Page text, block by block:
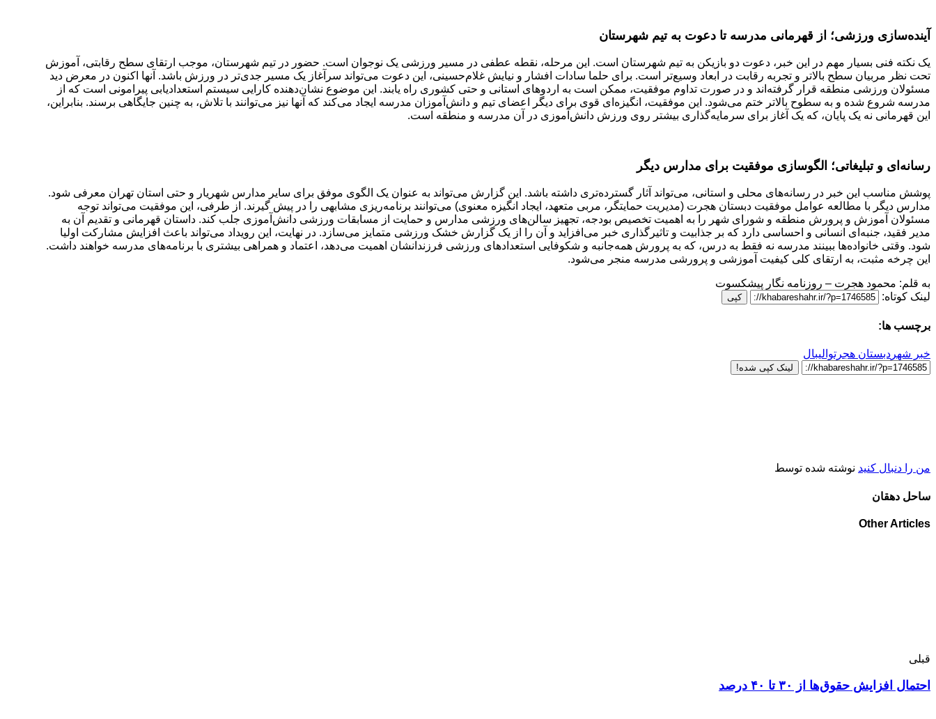
آینده‌سازی ورزشی؛ از قهرمانی مدرسه تا دعوت به تیم شهرستان
یک نکته فنی بسیار مهم در این خبر، دعوت دو بازیکن به تیم شهرستان است. این مرحله، نقطه عطفی در مسیر ورزشی یک نوجوان است. حضور در تیم شهرستان، موجب ارتقای سطح رقابتی، آموزش
تحت نظر مربیان سطح بالاتر و تجربه رقابت در ابعاد وسیع‌تر است. برای حلما سادات افشار و نیایش غلام‌حسینی، این دعوت می‌تواند سرآغاز یک مسیر جدی‌تر در ورزش باشد. آنها اکنون در معرض دید
مسئولان ورزشی منطقه قرار گرفته‌اند و در صورت تداوم موفقیت، ممکن است به اردوهای استانی و حتی کشوری راه یابند. این موضوع نشان‌دهنده کارایی سیستم استعدادیابی پیرامونی است که از
مدرسه شروع شده و به سطوح بالاتر ختم می‌شود. این موفقیت، انگیزه‌ای قوی برای دیگر اعضای تیم و دانش‌آموزان مدرسه ایجاد می‌کند که آنها نیز می‌توانند با تلاش، به چنین جایگاهی برسند. بنابراین،
این قهرمانی نه یک پایان، که یک آغاز برای سرمایه‌گذاری بیشتر روی ورزش دانش‌آموزی در آن مدرسه و منطقه است.
رسانه‌ای و تبلیغاتی؛ الگوسازی موفقیت برای مدارس دیگر
پوشش مناسب این خبر در رسانه‌های محلی و استانی، می‌تواند آثار گسترده‌تری داشته باشد. این گزارش می‌تواند به عنوان یک الگوی موفق برای سایر مدارس شهریار و حتی استان تهران معرفی شود.
مدارس دیگر با مطالعه عوامل موفقیت دبستان هجرت (مدیریت حمایتگر، مربی متعهد، ایجاد انگیزه معنوی) می‌توانند برنامه‌ریزی مشابهی را در پیش گیرند. از طرفی، این موفقیت می‌تواند توجه
مسئولان آموزش و پرورش منطقه و شورای شهر را به اهمیت تخصیص بودجه، تجهیز سالن‌های ورزشی مدارس و حمایت از مسابقات ورزشی دانش‌آموزی جلب کند. داستان قهرمانی و تقدیم آن به
مدیر فقید، جنبه‌ای انسانی و احساسی دارد که بر جذابیت و تاثیرگذاری خبر می‌افزاید و آن را از یک گزارش خشک ورزشی متمایز می‌سازد. در نهایت، این رویداد می‌تواند باعث افزایش مشارکت اولیا
شود. وقتی خانواده‌ها ببینند مدرسه نه فقط به درس، که به پرورش همه‌جانبه و شکوفایی استعدادهای ورزشی فرزندانشان اهمیت می‌دهد، اعتماد و همراهی بیشتری با برنامه‌های مدرسه خواهند داشت.
این چرخه مثبت، به ارتقای کلی کیفیت آموزشی و پرورشی مدرسه منجر می‌شود.
به قلم: محمود هجرت – روزنامه نگار پیشکسوت
لینک کوتاه:
کپی
برچسب ها:
خبر شهر دبستان هجرتوالیبال
لینک کپی شده!
من را دنبال کنید نوشته شده توسط
ساحل دهقان
Other Articles
قبلی
احتمال افزایش حقوق‌ها از ۳۰ تا ۴۰ درصد